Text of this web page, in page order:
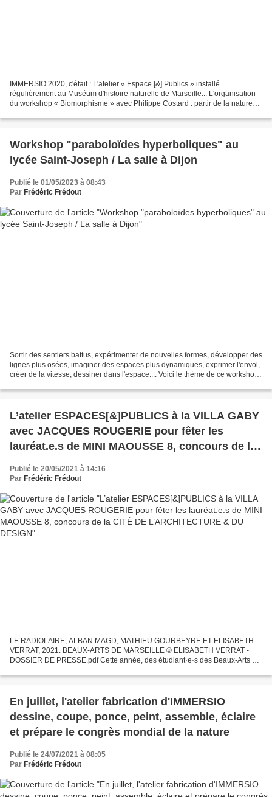
IMMERSIO 2020, c'était : L'atelier « Espace [&] Publics » installé
régulièrement au Muséum d'histoire naturelle de Marseille... L'organisation
du workshop « Biomorphisme » avec Philippe Costard : partir de la nature
Workshop "paraboloïdes hyperboliques" au
lycée Saint-Joseph / La salle à Dijon
Publié le 01/05/2023 à 08:43
Par Frédéric Frédout
Sortir des sentiers battus, expérimenter de nouvelles formes, développer des
lignes plus osées, imaginer des espaces plus dynamiques, exprimer l'envol,
créer de la vitesse, dessiner dans l'espace.... Voici le thème de ce workshop
L’atelier ESPACES[&]PUBLICS à la VILLA GABY
avec JACQUES ROUGERIE pour fêter les
lauréat.e.s de MINI MAOUSSE 8, concours de la
Publié le 20/05/2021 à 14:16
Par Frédéric Frédout
LE RADIOLAIRE, ALBAN MAGD, MATHIEU GOURBEYRE ET ELISABETH
VERRAT, 2021. BEAUX-ARTS DE MARSEILLE © ELISABETH VERRAT -
DOSSIER DE PRESSE.pdf Cette année, des étudiant·e·s des Beaux-Arts de
En juillet, l'atelier fabrication d'IMMERSIO
dessine, coupe, ponce, peint, assemble, éclaire
et prépare le congrès mondial de la nature
Publié le 24/07/2021 à 08:05
Par Frédéric Frédout